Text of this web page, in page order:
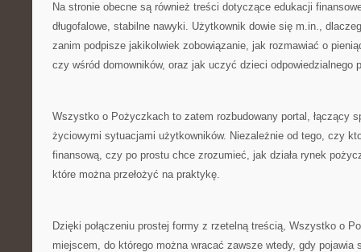
Na stronie obecne są również treści dotyczące edukacji
długofalowe, stabilne nawyki. Użytkownik dowie się m.in.,
zanim podpisze jakikolwiek zobowiązanie, jak rozmawiać o
czy wśród domowników, oraz jak uczyć dzieci odpowiedzialnego
Wszystko o Pożyczkach to zatem rozbudowany portal, łączący
życiowymi sytuacjami użytkowników. Niezależnie od tego, czy
finansową, czy po prostu chce zrozumieć, jak działa rynek
które można przełożyć na praktykę.
Dzięki połączeniu prostej formy z rzetelną treścią, Wszystko o
miejscem, do którego można wracać zawsze wtedy, gdy pojawia